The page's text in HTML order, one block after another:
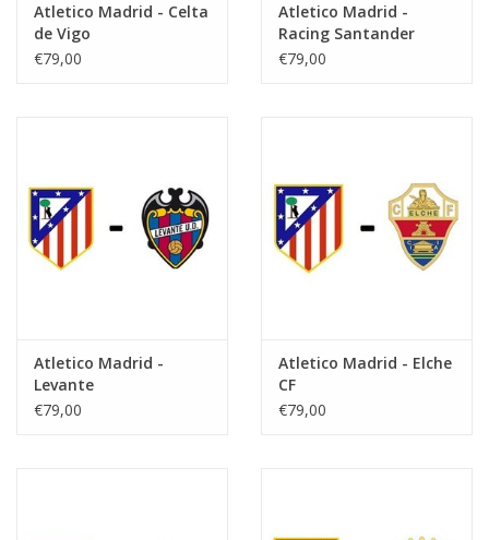
Atletico Madrid - Celta
de Vigo
€79,00
Atletico Madrid -
Racing Santander
€79,00
Atletico Madrid -
Levante
€79,00
Atletico Madrid - Elche
CF
€79,00